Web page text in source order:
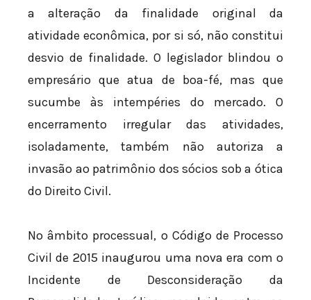
a alteração da finalidade original da
atividade econômica, por si só, não constitui
desvio de finalidade. O legislador blindou o
empresário que atua de boa-fé, mas que
sucumbe às intempéries do mercado. O
encerramento irregular das atividades,
isoladamente, também não autoriza a
invasão ao patrimônio dos sócios sob a ótica
do Direito Civil.
No âmbito processual, o Código de Processo
Civil de 2015 inaugurou uma nova era com o
Incidente de Desconsideração da